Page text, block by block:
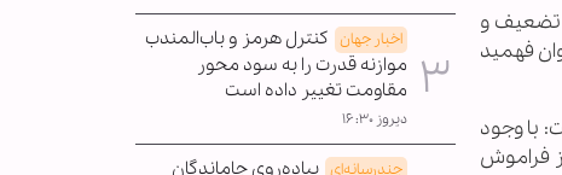
تضعيف و
فهميد
با وجود
فراموش
اخبار جهان کنترل هرمز و باب‌المندب
موازنه قدرت را به سود محور
مقاومت تغییر داده است
دیروز ۱۶:۳۰
چندرسانه‌ای پیاده‌روی جاماندگان